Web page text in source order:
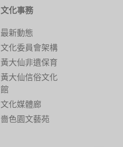
文化事務
最新動態
文化委員會架構
黃大仙非遺保育
黃大仙信俗文化
館
文化媒體廊
嗇色園文藝苑